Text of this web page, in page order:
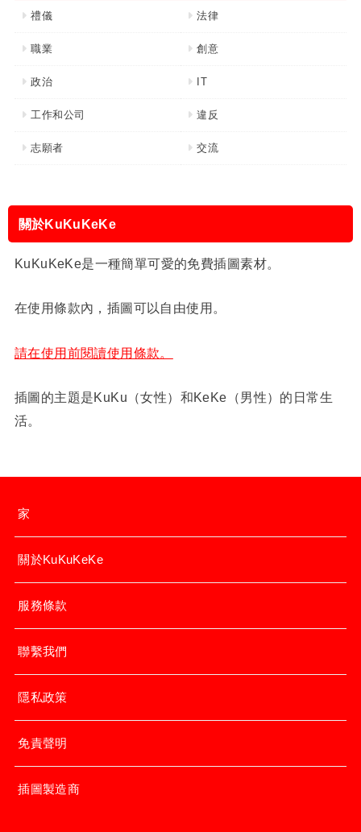
禮儀 法律
職業 創意
政治 IT
工作和公司 違反
志願者 交流
關於KuKuKeKe
KuKuKeKe是一種簡單可愛的免費插圖素材。
在使用條款內，插圖可以自由使用。
請在使用前閱讀使用條款。
插圖的主題是KuKu（女性）和KeKe（男性）的日常生
活。
家
關於KuKuKeKe
服務條款
聯繫我們
隱私政策
免責聲明
插圖製造商